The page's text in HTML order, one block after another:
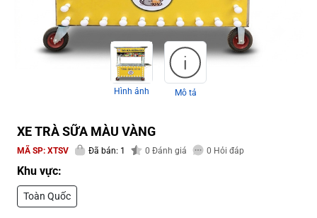
Hình ảnh Mô tả
XE TRÀ SỮA MÀU VÀNG
MÃ SP: XTSV Đã bán: 1 0 Đánh giá 0 Hỏi đáp
Khu vực:
Toàn Quốc